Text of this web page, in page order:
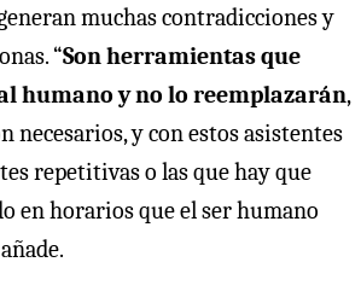
muchas contradicciones y
“Son herramientas que
humano y no lo reemplazarán,
necesarios, y con estos asistentes
repetitivas o las que hay que
en horarios que el ser humano